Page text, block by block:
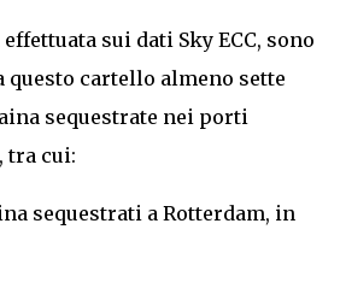
sui dati Sky ECC, sono
questo cartello almeno sette
sequestrate nei porti
tra cui:
sequestrati a Rotterdam, in